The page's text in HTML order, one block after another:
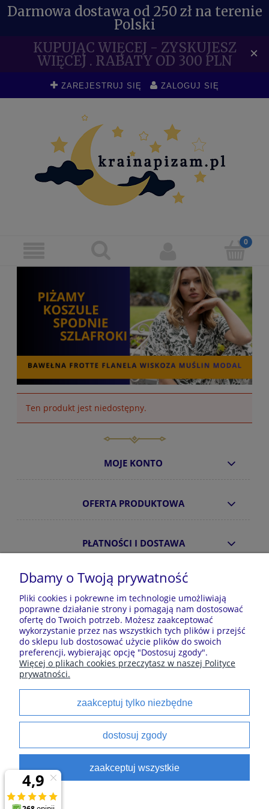
Darmowa dostawa od 250 zł na terenie
Polski
KUPUJĄC WIĘCEJ - ZYSKUJESZ
WIĘCEJ . RABATY OD 300 PLN ×
ZAREJESTRUJ SIĘ ZALOGUJ SIĘ
Ten produkt jest niedostępny.
MOJE KONTO
OFERTA PRODUKTOWA
PŁATNOŚCI I DOSTAWA
INFORMACJE
O NAS
Sklep z piżamami Kraina Piżam | Plac Zwycięstwa 7, 28-
100 Busko-Zdrój | E-mail: krainapizam@gmail.com | Tel.
602 809 945 | NIP: 6551814701 | REGON: 528344498
Polecane kategorie
Szlaforki dla dzieci
Piżamy damskie
Piżamy męskie
Koszule noce
Dbamy o Twoją prywatność
Pliki cookies i pokrewne im technologie umożliwiają
poprawne działanie strony i pomagają nam dostosować
ofertę do Twoich potrzeb. Możesz zaakceptować
wykorzystanie przez nas wszystkich tych plików i przejść
do sklepu lub dostosować użycie plików do swoich
preferencji, wybierając opcję "Dostosuj zgody".
Więcej o plikach cookies przeczytasz w naszej Polityce
prywatności.
zaakceptuj tylko niezbędne
dostosuj zgody
zaakceptuj wszystkie